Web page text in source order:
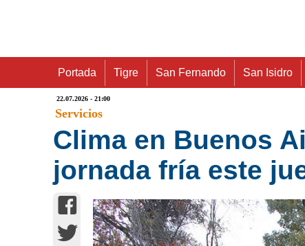
Portada Tigre San Fernando San Isidro
22.07.2026 - 21:00
Servicios
Clima en Buenos
jornada fría este